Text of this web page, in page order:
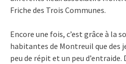
Friche des Trois Communes.
Encore une fois, c’est grâce à la
habitantes de Montreuil que des
peu de répit et un peu d’entraide.